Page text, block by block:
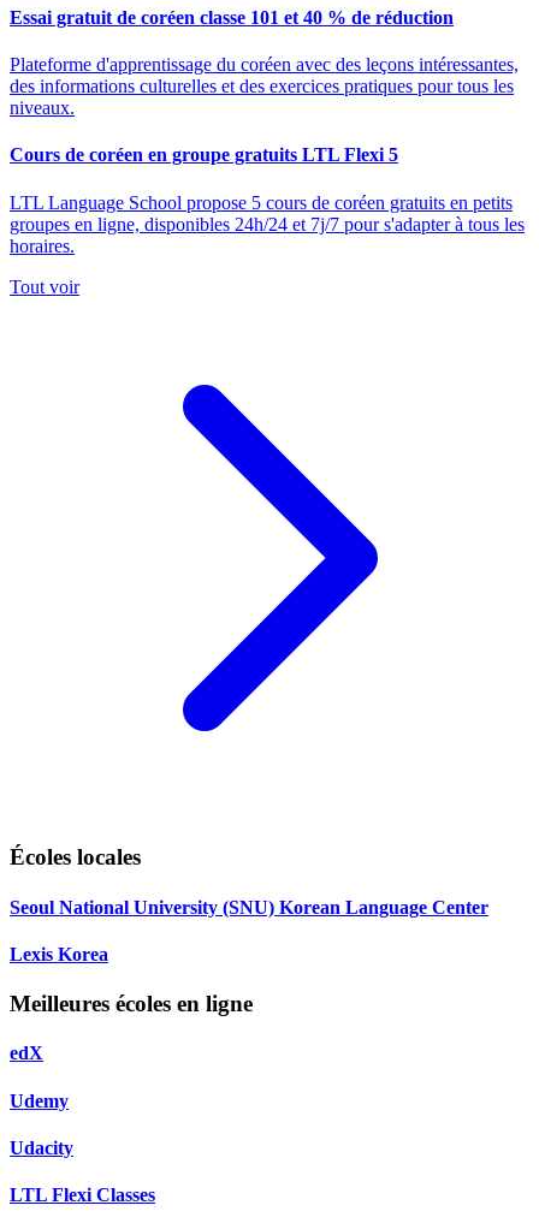
Essai gratuit de coréen classe 101 et 40 % de réduction
Plateforme d'apprentissage du coréen avec des leçons intéressantes,
des informations culturelles et des exercices pratiques pour tous les
niveaux.
Cours de coréen en groupe gratuits LTL Flexi 5
LTL Language School propose 5 cours de coréen gratuits en petits
groupes en ligne, disponibles 24h/24 et 7j/7 pour s'adapter à tous les
horaires.
Tout voir
Écoles locales
Seoul National University (SNU) Korean Language Center
Lexis Korea
Meilleures écoles en ligne
edX
Udemy
Udacity
LTL Flexi Classes